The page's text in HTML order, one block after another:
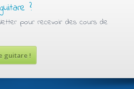
?
pour recevoir des cours de
guitare !